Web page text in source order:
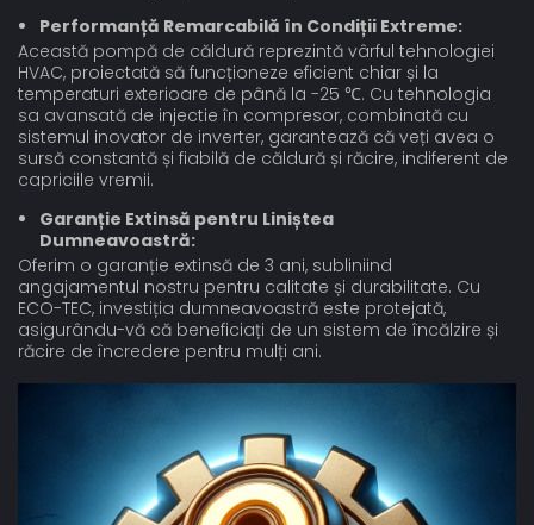
Performanță Remarcabilă în Condiții Extreme:
Această pompă de căldură reprezintă vârful tehnologiei
HVAC, proiectată să funcționeze eficient chiar și la
temperaturi exterioare de până la -25 ℃. Cu tehnologia
sa avansată de injectie în compresor, combinată cu
sistemul inovator de inverter, garantează că veți avea o
sursă constantă și fiabilă de căldură și răcire, indiferent de
capriciile vremii.
Garanție Extinsă pentru Liniștea
Dumneavoastră:
Oferim o garanție extinsă de 3 ani, subliniind
angajamentul nostru pentru calitate și durabilitate. Cu
ECO-TEC, investiția dumneavoastră este protejată,
asigurându-vă că beneficiați de un sistem de încălzire și
răcire de încredere pentru mulți ani.